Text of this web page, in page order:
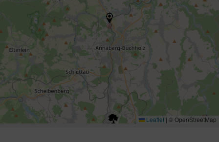
Leaflet | © OpenStreetMap